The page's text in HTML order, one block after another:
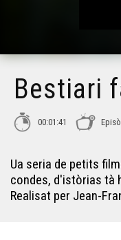
Bestiari
00:01:41
Ua seria de petits
condes, d'istòrias tà
Realisat per Jean-